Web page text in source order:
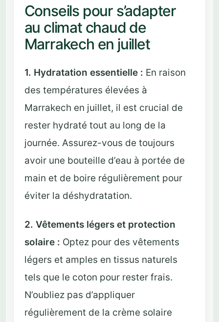
Conseils pour s’adapter
au climat chaud de
Marrakech en juillet
1. Hydratation essentielle : En raison
des températures élevées à
Marrakech en juillet, il est crucial de
rester hydraté tout au long de la
journée. Assurez-vous de toujours
avoir une bouteille d’eau à portée de
main et de boire régulièrement pour
éviter la déshydratation.
2. Vêtements légers et protection
solaire : Optez pour des vêtements
légers et amples en tissus naturels
tels que le coton pour rester frais.
N’oubliez pas d’appliquer
régulièrement de la crème solaire